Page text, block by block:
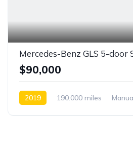
Mercedes-Benz GLS 5-door
$90,000
2019 190.000 miles